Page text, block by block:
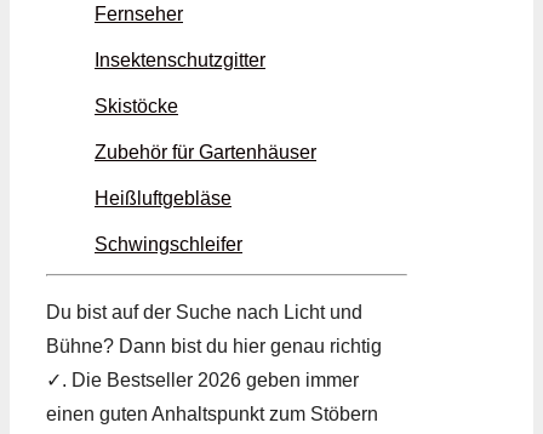
Fernseher
Insektenschutzgitter
Skistöcke
Zubehör für Gartenhäuser
Heißluftgebläse
Schwingschleifer
Du bist auf der Suche nach Licht und
Bühne? Dann bist du hier genau richtig
✓. Die Bestseller 2026 geben immer
einen guten Anhaltspunkt zum Stöbern